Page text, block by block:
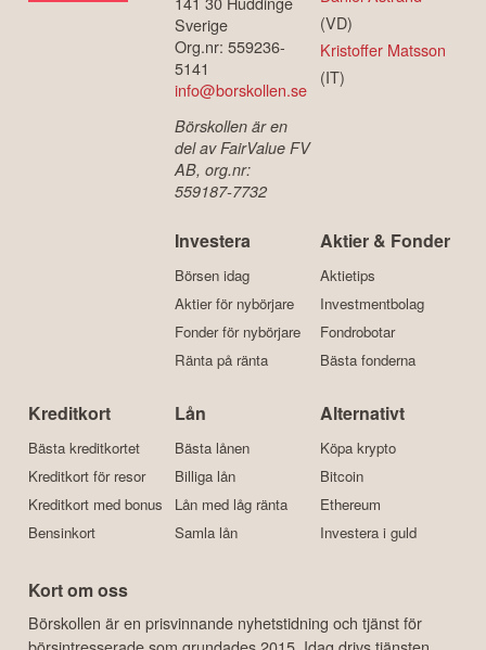
Börskollen Sverige
AB
Ekvägen 6
141 30 Huddinge
Sverige
Org.nr: 559236-
5141
info@borskollen.se
Börskollen är en
AB, org.nr:
559187-7732
Ansvariga för
tjänsten:
Daniel Åstrand
Investera
Börsen idag
Fonder för nybörjare
Aktier & Fonder
Aktietips
Fondrobotar
Kreditkort
Bästa kreditkortet
Kreditkort med bonus
Lån
Bästa lånen
Alternativt
Köpa krypto